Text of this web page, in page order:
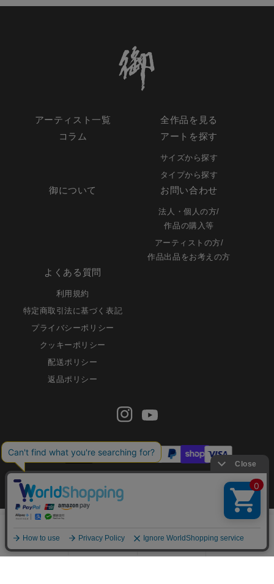
アーティスト一覧
全作品を見る
コラム
アートを探す
サイズから探す
タイプから探す
御について お問い合わせ
法人・個人の方/
作品の購入等
アーティストの方/
作品出品をお考えの方
よくある質問
利用規約
特定商取引法に基づく表記
プライバシーポリシー
クッキーポリシー
配送ポリシー
返品ポリシー
Instagram
Youtube
お
支
払
い
方
法
© 2024, 御 ON -Japanese Shodo buff-. Powered by Shopify
Home Products Search